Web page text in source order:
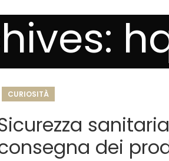
CURIOSITÀ
Sicurezza
dei